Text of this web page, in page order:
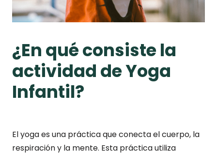
¿En qué consiste la
actividad de Yoga
Infantil?
El yoga es una práctica que conecta el cuerpo, la
respiración y la mente. Esta práctica utiliza